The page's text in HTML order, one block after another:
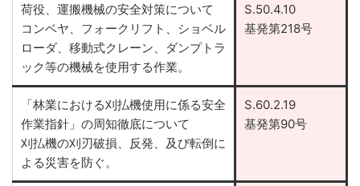
荷役、運搬機械の安全対策について
コンベヤ、フォークリフト、ショベル
ローダ、移動式クレーン、ダンプトラ
ック等の機械を使用する作業。
S.50.4.10
基発第218号
「林業における刈払機使用に係る安全
作業指針」の周知徹底について
刈払機の刈刃破損、反発、及び転倒に
よる災害を防ぐ。
S.60.2.19
基発第90号